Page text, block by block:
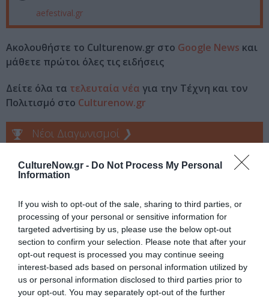
CultureNow.gr - Do Not Process My Personal
Information
If you wish to opt-out of the sale, sharing to third parties, or
processing of your personal or sensitive information for
targeted advertising by us, please use the below opt-out
section to confirm your selection. Please note that after your
opt-out request is processed you may continue seeing
interest-based ads based on personal information utilized by
us or personal information disclosed to third parties prior to
your opt-out. You may separately opt-out of the further
aefestival.gr
Ακολουθήστε το Culturenow.gr στο Google News και
μάθετε πρώτοι όλες τις ειδήσεις
Δείτε όλα τα τελευταία νέα για την Τέχνη και τον
Πολιτισμό στο Culturenow.gr
Νέοι Διαγωνισμοί ❯
Tags
ΚΑΛΟΚΑΙΡΙΝΕΣ ΣΥΝΑΥΛΙΕΣ
ΣΥΝΑΥΛΙΕΣ 2026
ΦΕΣΤΙΒΑΛ ΑΘΗΝΩΝ ΚΑΙ ΕΠΙΔΑΥΡΟΥ
Newsletter
Κάθε βδομάδα στο e-mail σας τα τελευταία νέα για
την Τέχνη και τον Πολιτισμό!